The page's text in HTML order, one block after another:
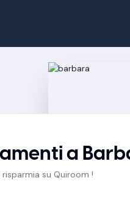
a
su Quiroom !